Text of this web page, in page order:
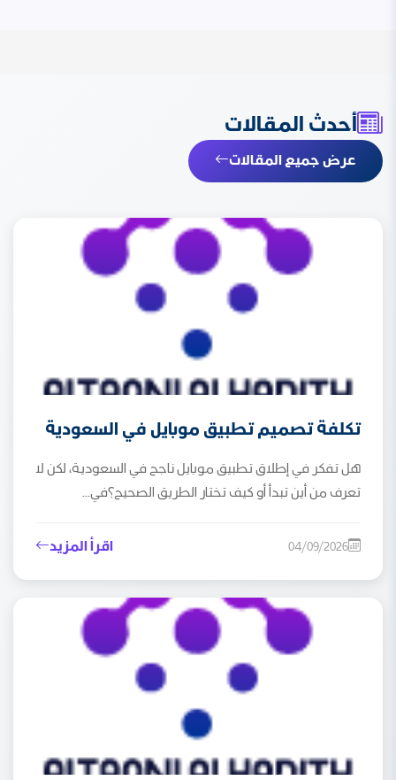
أحدث المقالات
عرض جميع المقالات
تكلفة تصميم تطبيق موبايل في السعودية
هل تفكر في إطلاق تطبيق موبايل ناجح في السعودية، لكن لا
تعرف من أين تبدأ أو كيف تختار الطريق الصحيح؟في...
04/09/2026 اقرأ المزيد